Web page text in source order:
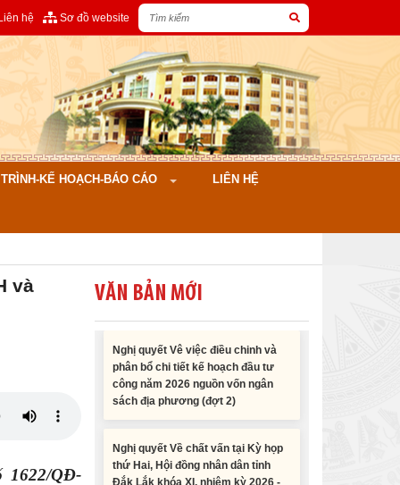
hệ Sơ đồ website
KẾ HOẠCH-BÁO CÁO LIÊN HỆ
và
1622/QĐ-
VĂN BẢN MỚI
Nghị quyết Cho ý kiến về cam kết
bố trí nguồn vốn đối ứng ngân sách
địa phương để thực hiện Dự án
Xây dựng Trụ sở làm...
Nghị quyết Vê việc điều chinh và
công năm 2026 nguồn vốn ngân
sách địa phương (đợt 2)
Nghị quyết Về chất vấn tại Kỳ họp
Đắk Lắk khóa XI, nhiệm kỳ 2026 -
2031